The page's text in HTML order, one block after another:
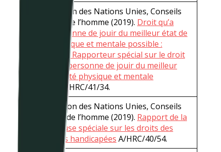
Organisation des Nations Unies, Conseils
des droits de l’homme (2019). Droit qu’a
toute personne de jouir du meilleur état de
santé physique et mentale possible :
Rapport du Rapporteur spécial sur le droit
qu’a toute personne de jouir du meilleur
état de santé physique et mentale
A/HRC/41/34.
Organisation des Nations Unies, Conseils
des droits de l’homme (2019). Rapport de la
Rapporteuse spéciale sur les droits des
personnes handicapées A/HRC/40/54.